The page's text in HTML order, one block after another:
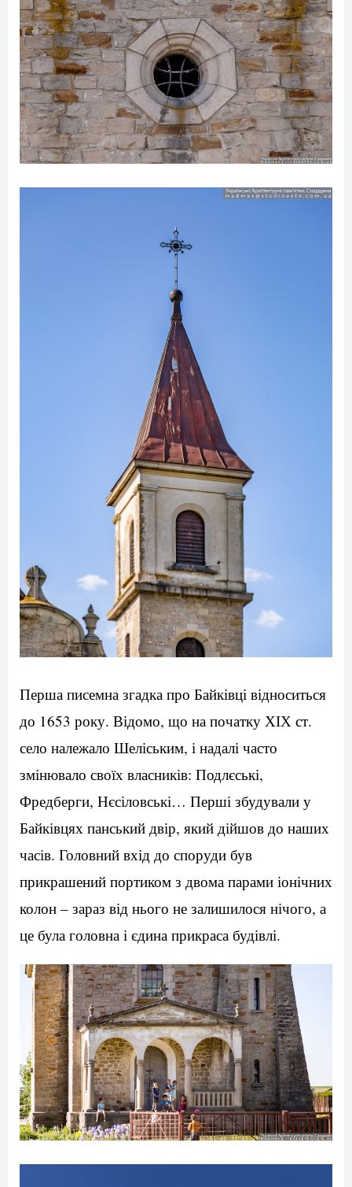
Перша писемна згадка про Байківці відноситься
до 1653 року. Відомо, що на початку ХІХ ст.
село належало Шеліським, і надалі часто
змінювало своїх власників: Подлєські,
Фредберги, Нєсіловські… Перші збудували у
Байківцях панський двір, який дійшов до наших
часів. Головний вхід до споруди був
прикрашений портиком з двома парами іонічних
колон – зараз від нього не залишилося нічого, а
це була головна і єдина прикраса будівлі.